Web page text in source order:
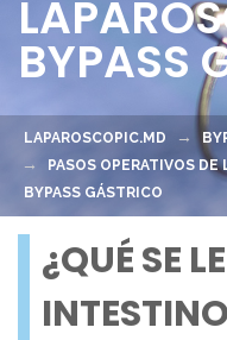
BYPASS
LAPAROSCOPIC.MD
PASOS OPERATIVOS
BYPASS GÁSTRICO
¿QUÉ SE